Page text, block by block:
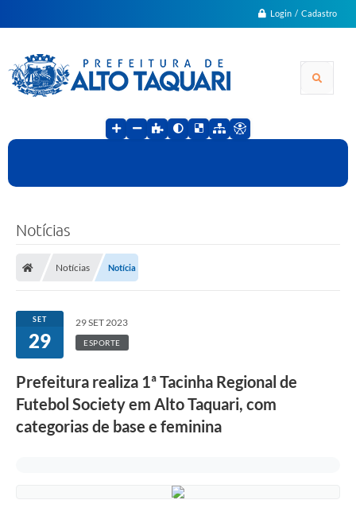
Login / Cadastro
Notícias
Notícias Notícia
SET
29
29 SET 2023
ESPORTE
Prefeitura realiza 1ª Tacinha Regional de
Futebol Society em Alto Taquari, com
categorias de base e feminina